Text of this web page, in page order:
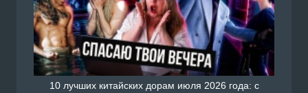
10 лучших китайских дорам июля 2026 года: с